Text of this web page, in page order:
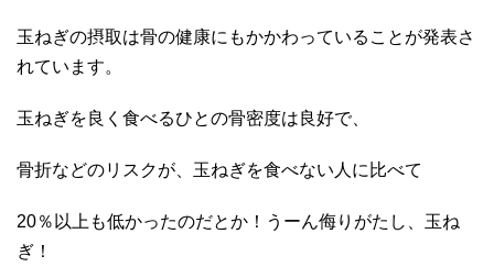
玉ねぎの摂取は骨の健康にもかかわっていることが発表さ
れています。
玉ねぎを良く食べるひとの骨密度は良好で、
骨折などのリスクが、玉ねぎを食べない人に比べて
20％以上も低かったのだとか！うーん侮りがたし、玉ね
ぎ！